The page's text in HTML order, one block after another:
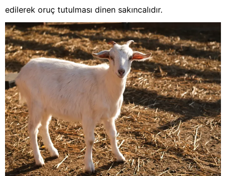
edilerek oruç tutulması dinen sakıncalıdır.